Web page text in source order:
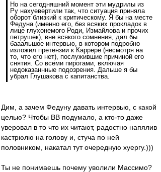
Но на сегодняшний момент эти мудрилы из
Ру нахуевертили так, что ситуация приняла
оборот близкий к критическому. Я бы на месте
Федуна (именно его, без всяких прокладок в
лице глухонемого Роди, Измайлова и прочих
петрушек), вне всякого сомнения, дал бы
бааальшое интервью, в котором подробно
изложил претензии к Каррере (несмотря на
то, что его нет), послужившие причиной его
снятия. Со всеми пирогами, включая
недоказаннные подозрения. Дальше я бы
убрал Глушакова с капитанства.
Дим, а зачем Федуну давать интервью, с какой
целью? Чтобы ВВ подумало, а кто-то даже
уверовал в то что их читают, радостно напялив
кастрюлю на голову и, стуча по ней
половником, накатал тут очередную хуергу.)))
Ты не понимаешь почему уволили Массимо?